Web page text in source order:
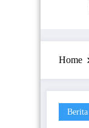
Home
Berita